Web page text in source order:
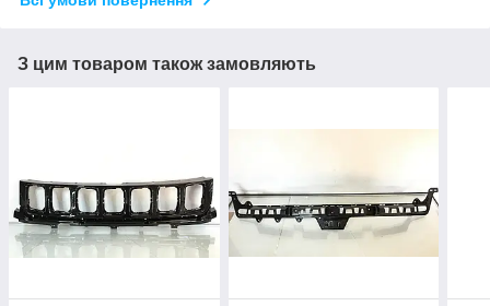
З цим товаром також замовляють